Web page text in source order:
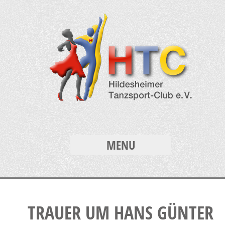
MENU
TRAUER UM HANS GÜNTER